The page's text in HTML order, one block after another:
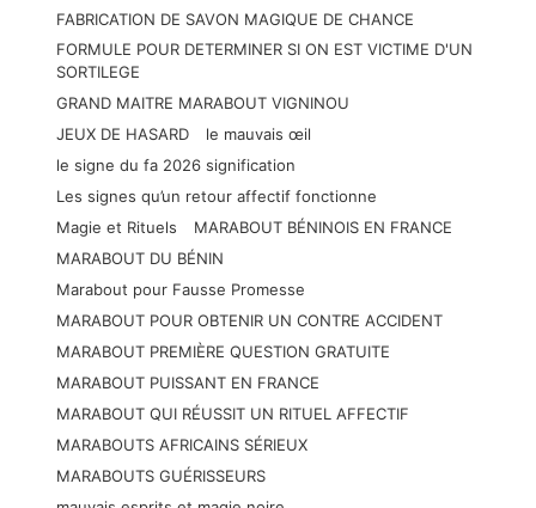
FABRICATION DE SAVON MAGIQUE DE CHANCE
FORMULE POUR DETERMINER SI ON EST VICTIME D'UN
SORTILEGE
GRAND MAITRE MARABOUT VIGNINOU
JEUX DE HASARD
le mauvais œil
le signe du fa 2026 signification
Les signes qu’un retour affectif fonctionne
Magie et Rituels
MARABOUT BÉNINOIS EN FRANCE
MARABOUT DU BÉNIN
Marabout pour Fausse Promesse
MARABOUT POUR OBTENIR UN CONTRE ACCIDENT
MARABOUT PREMIÈRE QUESTION GRATUITE
MARABOUT PUISSANT EN FRANCE
MARABOUT QUI RÉUSSIT UN RITUEL AFFECTIF
MARABOUTS AFRICAINS SÉRIEUX
MARABOUTS GUÉRISSEURS